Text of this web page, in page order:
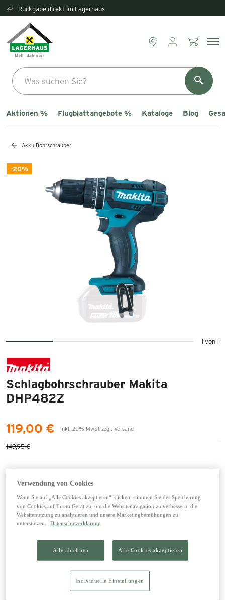
Rückgabe direkt im Lagerhaus
Aktionen % Flugblattangebote % Kataloge Blog
Akku Bohrschrauber
-20%
1 von 1
Schlagbohrschrauber Makita
DHP482Z
119,00 €
inkl. 20% MwSt zzgl. Versand
149,95 €
In den Warenkorb legen
Abholung im Lagerhaus
Die bestellten Produkte können direkt im ausgewählten Lagerhaus abgeholt
lagernd
Lagerhaus Saalfelden (ändern)
Verwendung von Cookies
Wenn Sie auf „Alle Cookies akzeptieren“ klicken, stimmen Sie der Speicherung
von Cookies auf Ihrem Gerät zu, um die Websitenavigation zu verbessern, die
Websitenutzung zu analysieren und unsere Marketingbemühungen zu
unterstützen.
Datenschutzerklärung
Alle ablehnen Alle Cookies akzeptieren
Individuelle Einstellungen